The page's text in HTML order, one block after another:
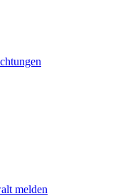
melden